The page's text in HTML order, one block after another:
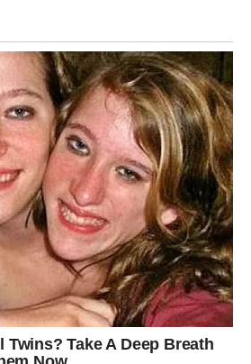
najvažnijih perioda u poslednje
više nećete gledati na život
Počećete da primećujete
oko sebe.
velike. Dobićete potvrdu da ništa
tada shvatićete da je nebo sve
kada će vam poslati zaslužene